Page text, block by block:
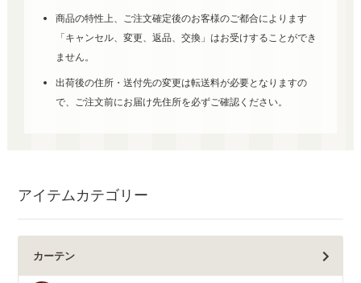
商品の特性上、ご注文確定後のお客様のご都合によります
「キャンセル、変更、返品、交換」はお受けすることができ
ません。
出荷後の住所・送付先の変更は転送料が必要となりますの
で、ご注文前にお届け先住所を必ずご確認ください。
アイテムカテゴリー
カーテン